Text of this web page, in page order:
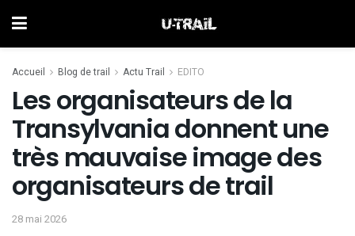
Accueil Blog de trail Actu Trail EDITO
Les organisateurs de la
Transylvania donnent une
très mauvaise image des
organisateurs de trail
28 mai 2026